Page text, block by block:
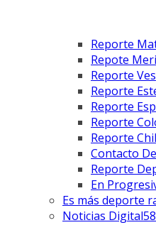
Reporte
Repote
Reporte
Reporte
Reporte
Reporte
Reporte
Contacto
Reporte
En
Es más deporte
Noticias